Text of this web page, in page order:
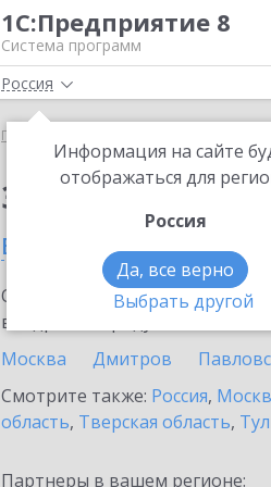
1С:Предприятие 8
Система программ
Россия
Информация на сайте
отображаться для
Россия
Да, все верно
Выбрать другой
Главная
Заказать
в Егорьевске
Ознакомьтесь с
внедрение продукта.
Москва
Дмитров
Смотрите также: Россия,
область, Тверская область,
Партнеры в вашем регионе: